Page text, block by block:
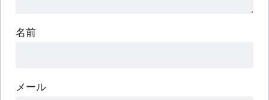
名前
メール